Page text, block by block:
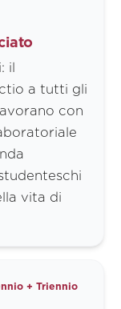
il
a tutti gli
con
vita di
+ Triennio